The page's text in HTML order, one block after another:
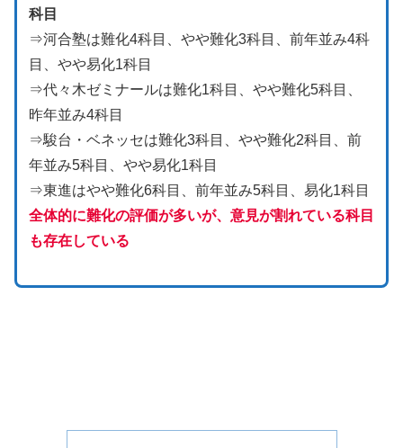
科目
⇒河合塾は難化4科目、やや難化3科目、前年並み4科
目、やや易化1科目
⇒代々木ゼミナールは難化1科目、やや難化5科目、
昨年並み4科目
⇒駿台・ベネッセは難化3科目、やや難化2科目、前
年並み5科目、やや易化1科目
⇒東進はやや難化6科目、前年並み5科目、易化1科目
全体的に難化の評価が多いが、意見が割れている科目
も存在している